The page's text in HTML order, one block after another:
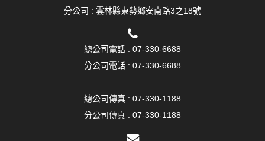
分公司 : 雲林縣東勢鄉安南路3之18號
總公司電話 : 07-330-6688
分公司電話 : 07-330-6688
總公司傳真 : 07-330-1188
分公司傳真 : 07-330-1188